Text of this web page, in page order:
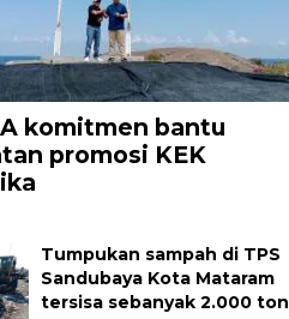
komitmen bantu
promosi KEK
Tumpukan sampah di TPS
Sandubaya Kota Mataram
tersisa sebanyak 2.000 ton